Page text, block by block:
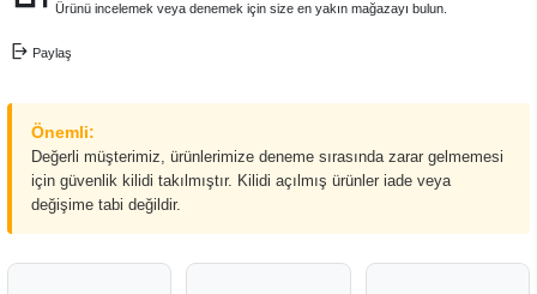
Ürünü incelemek veya denemek için size en yakın mağazayı bulun.
Paylaş
Önemli:
Değerli müşterimiz, ürünlerimize deneme sırasında zarar gelmemesi
için güvenlik kilidi takılmıştır. Kilidi açılmış ürünler iade veya
değişime tabi değildir.